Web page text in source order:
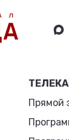
Прямой